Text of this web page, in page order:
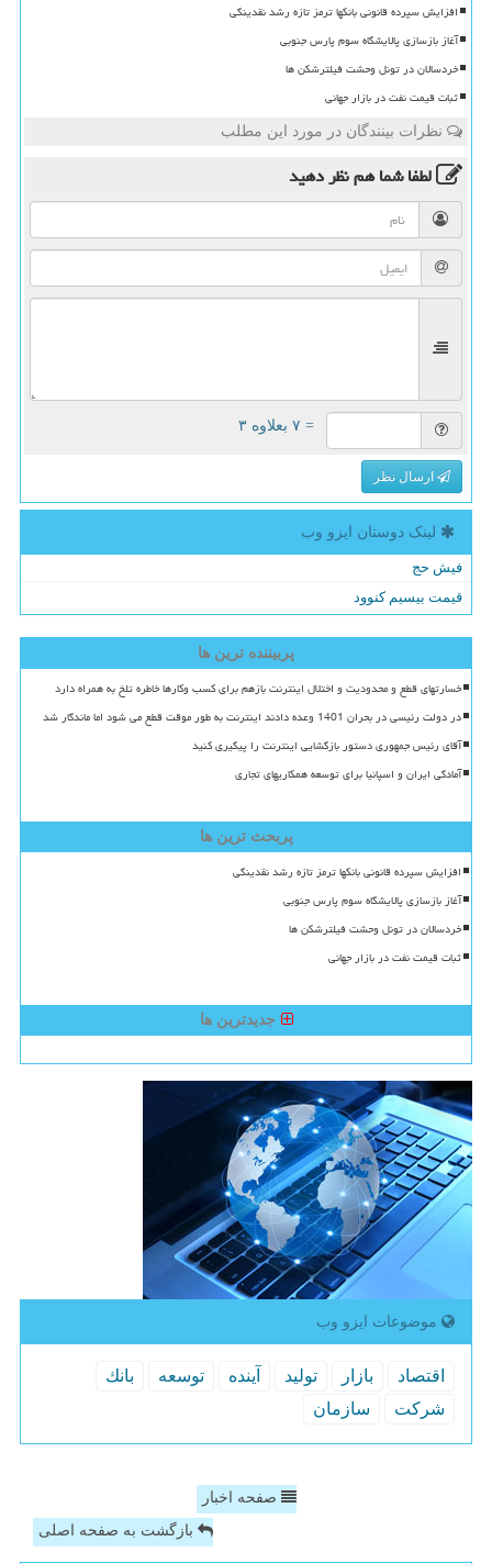
افزایش سپرده قانونی بانکها ترمز تازه رشد نقدینگی
آغاز بازسازی پالایشگاه سوم پارس جنوبی
خردسالان در تونل وحشت فیلترشکن ها
ثبات قیمت نفت در بازار جهانی
نظرات بینندگان در مورد این مطلب
لطفا شما همنظر دهید
= ۷ بعلاوه ۳
ارسال نظر
لینک دوستان ایزو وب
فیش حج
قیمت بیسیم کنوود
پربیننده ترین ها
خسارتهای قطع و محدودیت و اختلال اینترنت بازهم برای کسب وکارها خاطره تلخ به همراه دارد
در دولت رئیسی در بحران 1401 وعده دادند اینترنت به طور موقت قطع می شود اما ماندگار شد
آقای رئیس جمهوری دستور بازگشایی اینترنت را پیگیری کنید
آمادگی ایران و اسپانیا برای توسعه همکاریهای تجاری
پربحث ترین ها
افزایش سپرده قانونی بانکها ترمز تازه رشد نقدینگی
آغاز بازسازی پالایشگاه سوم پارس جنوبی
خردسالان در تونل وحشت فیلترشکن ها
ثبات قیمت نفت در بازار جهانی
جدیدترین ها
موضوعات ایزو وب
اقتصاد بازار تولید آینده توسعه
بانك
شركت
سازمان
صفحه اخبار
بازگشت به صفحه اصلی